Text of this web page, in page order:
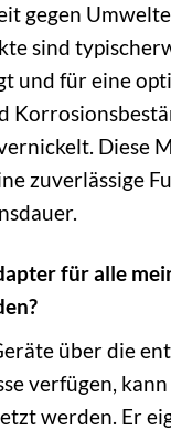
gegen
sind
und für eine
Diese
zuverlässige
für alle
über die
verfügen,
werden. Er